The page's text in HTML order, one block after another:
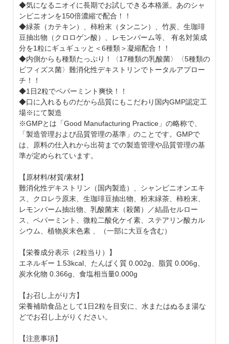
◆気になるニオイに長期でお試しできる本格派。あのシャ
ンピニオンを150倍濃縮で配合！！
◆緑茶（カテキン）、柿粉末（タンニン）、竹炭、生珈琲
豆抽出物（クロロゲン酸）、レモンバーム等、 有名対策成
分を1粒にギュギュッと＜6種類＞凝縮配合！！
◆内側からも種類たっぷり！〈17種類の乳酸菌〉〈5種類の
ビフィズス菌〉難消化性デキストリンでトータルアプロー
チ！！
◆1日2粒でペパーミント爽快！！
◆口に入れるものだから品質にもこだわり国内GMP認定工
場※にて製造
※GMPとは「Good Manufacturing Practice」の略称で、
「製造管理および品質管理の基準」のことです。GMPで
は、原料の仕入れから出荷までの製造管理や品質管理の基
準が定められています。
【原材料/材質/素材】
難消化性デキストリン（国内製造）、シャンピニオンエキ
ス、クロレラ原末、生珈琲豆抽出物、粉末緑茶、柿粉末、
レモンバーム抽出物、乳酸菌末（殺菌）／結晶セルロー
ス、ペパーミント、微粒二酸化ケイ素、ステアリン酸カル
シウム、植物炭末色素 、（一部に大豆を含む）
【栄養成分表示（2粒当り）】
エネルギー 1.53kcal、たんぱく質 0.002g、脂質 0.006g、
炭水化物 0.366g、食塩相当量0.000g
【お召し上がり方】
栄養補助食品として1日2粒を目安に、水またはぬるま湯な
どでお召し上がりください。
【注意事項】